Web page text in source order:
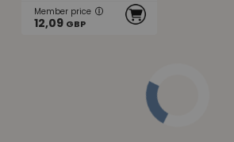
Member price
12,09 GBP